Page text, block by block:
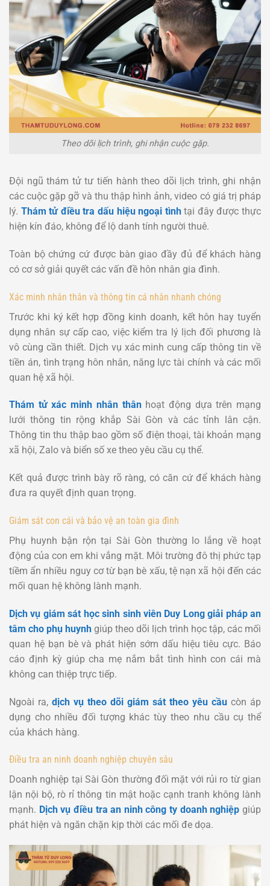
Theo dõi lịch trình, ghi nhận cuộc gặp.
Đội ngũ thám tử tư tiến hành theo dõi lịch trình, ghi nhận
các cuộc gặp gỡ và thu thập hình ảnh, video có giá trị pháp
lý. Thám tử điều tra dấu hiệu ngoại tìnhtại đây được thực
hiện kín đáo, không để lộ danh tính người thuê.
Toàn bộ chứng cứ được bàn giao đầy đủ để khách hàng
có cơ sở giải quyết các vấn đề hôn nhân gia đình.
Xác minh nhân thân và thông tin cá nhân nhanh chóng
Trước khi ký kết hợp đồng kinh doanh, kết hôn hay tuyển
dụng nhân sự cấp cao, việc kiểm tra lý lịch đối phương là
vô cùng cần thiết. Dịch vụ xác minh cung cấp thông tin về
tiền án, tình trạng hôn nhân, năng lực tài chính và các mối
quan hệ xã hội.
Thám tử xác minh nhân thânhoạt động dựa trên mạng
lưới thông tin rộng khắp Sài Gòn và các tỉnh lân cận.
Thông tin thu thập bao gồm số điện thoại, tài khoản mạng
xã hội, Zalo và biển số xe theo yêu cầu cụ thể.
Kết quả được trình bày rõ ràng, có căn cứ để khách hàng
đưa ra quyết định quan trọng.
Giám sát con cái và bảo vệ an toàn gia đình
Phụ huynh bận rộn tại Sài Gòn thường lo lắng về hoạt
động của con em khi vắng mặt. Môi trường đô thị phức tạp
tiềm ẩn nhiều nguy cơ từ bạn bè xấu, tệ nạn xã hội đến các
mối quan hệ không lành mạnh.
Dịch vụ giám sát học sinh sinh viên Duy Long giải pháp an
tâm cho phụ huynh giúp theo dõi lịch trình học tập, các mối
quan hệ bạn bè và phát hiện sớm dấu hiệu tiêu cực. Báo
cáo định kỳ giúp cha mẹ nắm bắt tình hình con cái mà
không can thiệp trực tiếp.
Ngoài ra, dịch vụ theo dõi giám sát theo yêu cầu còn áp
dụng cho nhiều đối tượng khác tùy theo nhu cầu cụ thể
của khách hàng.
Điều tra an ninh doanh nghiệp chuyên sâu
Doanh nghiệp tại Sài Gòn thường đối mặt với rủi ro từ gian
lận nội bộ, rò rỉ thông tin mật hoặc cạnh tranh không lành
mạnh. Dịch vụ điều tra an ninh công ty doanh nghiệp giúp
phát hiện và ngăn chặn kịp thời các mối đe dọa.